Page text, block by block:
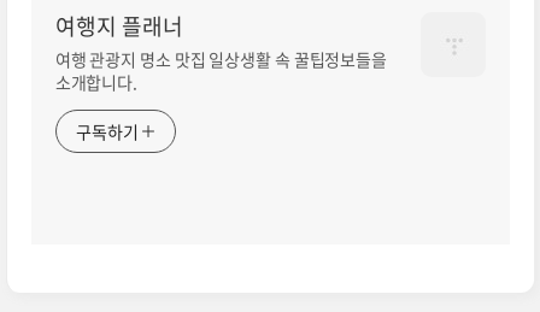
여행지 플래너
여행 관광지 명소 맛집 일상생활 속 꿀팁정보들을
소개합니다.
구독하기